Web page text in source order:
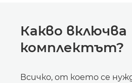
Какво включва
комплектът?
Всичко, от което се